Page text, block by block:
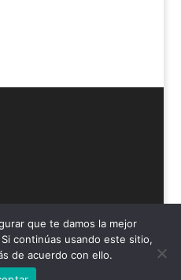
| Desarrollado por
que te damos la mejor
continúas usando este sitio,
de acuerdo con ello.